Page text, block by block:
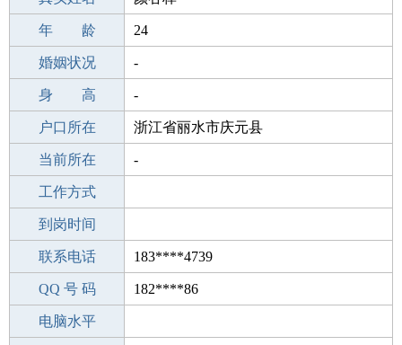
性 别 男
年 龄 24
出生年月 2002-02-27
婚姻状况 -
学 历 成人教育
身 高 -
毕业学校 重庆渝风源餐饮培训
户口所在 浙江省丽水市庆元县
所学专业 -
当前所在 -
工作经验
工作方式
驾 照
到岗时间
期望月薪
联系电话 183****4739
手机号码 183****4739
QQ 号 码 182****86
微信号码
电脑水平